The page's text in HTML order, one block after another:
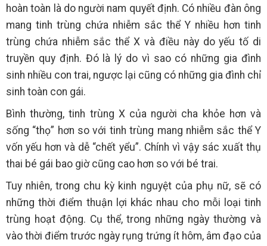
hoàn toàn là do người nam quyết định. Có nhiều đàn ông
mang tinh trùng chứa nhiễm sắc thể Y nhiều hơn tinh
trùng chứa nhiễm sắc thể X và điều này do yếu tố di
truyền quy định. Đó là lý do vì sao có những gia đình
sinh nhiều con trai, ngược lại cũng có những gia đình chỉ
sinh toàn con gái.
Bình thường, tinh trùng X của người cha khỏe hơn và
sống “thọ” hơn so với tinh trùng mang nhiễm sắc thể Y
vốn yếu hơn và dễ “chết yểu”. Chính vì vậy sác xuất thụ
thai bé gái bao giờ cũng cao hơn so với bé trai.
Tuy nhiên, trong chu kỳ kinh nguyệt của phụ nữ, sẽ có
những thời điểm thuận lợi khác nhau cho mỗi loại tinh
trùng hoạt động. Cụ thể, trong những ngày thường và
vào thời điểm trước ngày rụng trứng ít hôm, âm đạo của